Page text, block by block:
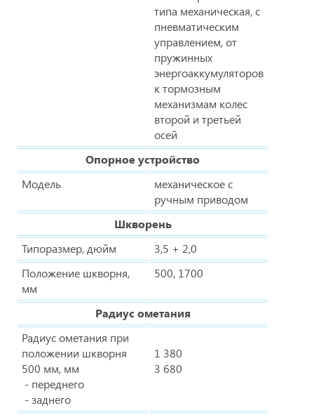
типа механическая, с
пневматическим
управлением, от
пружинных
энергоаккумуляторов
к тормозным
механизмам колес
второй и третьей
осей
Опорное устройство
Модель
механическое с
ручным приводом
Шкворень
Типоразмер, дюйм
3,5 + 2,0
Положение шкворня,
мм
500, 1700
Радиус ометания
Радиус ометания при
положении шкворня
500 мм, мм
- переднего
- заднего
1 380
3 680